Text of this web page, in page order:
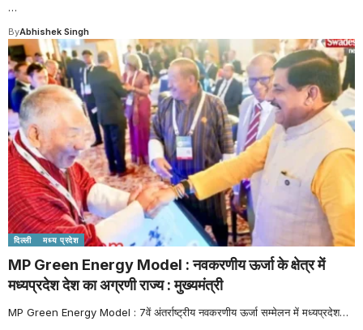
…
ByAbhishek Singh
दिल्ली मध्य प्रदेश
MP Green Energy Model : नवकरणीय ऊर्जा के क्षेत्र में
मध्यप्रदेश देश का अग्रणी राज्य : मुख्यमंत्री
MP Green Energy Model : 7वें अंतर्राष्ट्रीय नवकरणीय ऊर्जा सम्मेलन में मध्यप्रदेश…